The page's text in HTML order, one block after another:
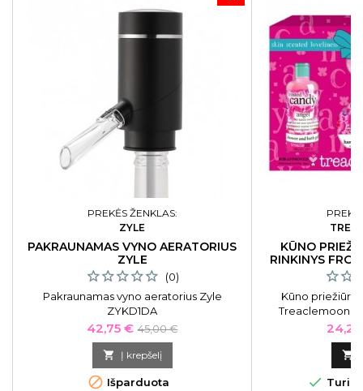
PREKĖS ŽENKLAS:
ZYLE
PAKRAUNAMAS VYNO AERATORIUS
ZYLE
(0)
Pakraunamas vyno aeratorius Zyle
ZYKD1DA
Kaina
42,75 € Bazinė
kaina
45,00 €
 Į krepšelį
 Išparduota
KŪNO
RINKINYS
Kūno
Treaclemoon
Kaina

